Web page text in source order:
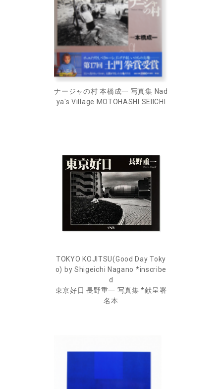
ナージャの村 本橋成一 写真集 Nad
ya's Village MOTOHASHI SEIICHI
TOKYO KOJITSU(Good Day Toky
o) by Shigeichi Nagano *inscribe
d
東京好日 長野重一 写真集 *献呈署
名本